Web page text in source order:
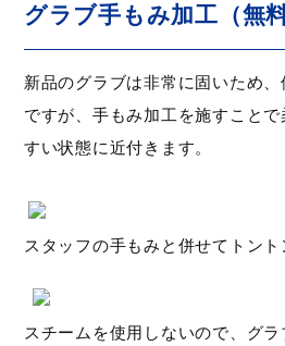
グラブ手もみ加工（無料
新品のグラブは非常に固いため
ですが、手もみ加工を施すこと
すい状態に近付きます。
スタッフの手もみと併せてトント
スチームを使用しないので、グ